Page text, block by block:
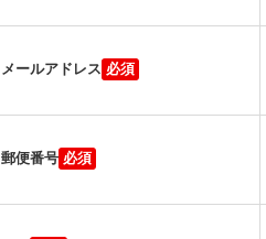
メールアドレス
郵便番号